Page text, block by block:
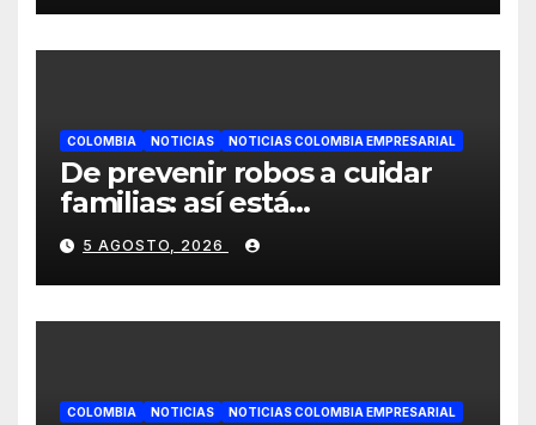
confianza durante la
quimioterapia
COLOMBIA NOTICIAS NOTICIAS COLOMBIA EMPRESARIAL
De prevenir robos a cuidar
familias: así está
evolucionando la
videovigilancia en los
hogares colombianos
5 AGOSTO, 2026
COLOMBIA NOTICIAS NOTICIAS COLOMBIA EMPRESARIAL